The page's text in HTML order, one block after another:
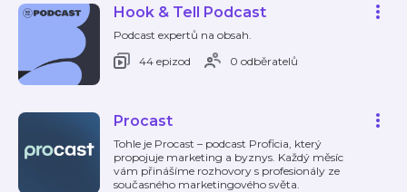
Hook & Tell Podcast
Podcast expertů na obsah.
44 epizod
0 odběratelů
Procast
Tohle je Procast – podcast Proficia, který
propojuje marketing a byznys. Každý měsíc
vám přinášíme rozhovory s profesionály ze
současného marketingového světa.